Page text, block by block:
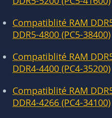
Compatiblité RAM
DDR5-4800 (PC5-38400)
Compatiblité RAM
DDR4-4400 (PC4-35200)
Compatiblité RAM
DDR4-4266 (PC4-34100)